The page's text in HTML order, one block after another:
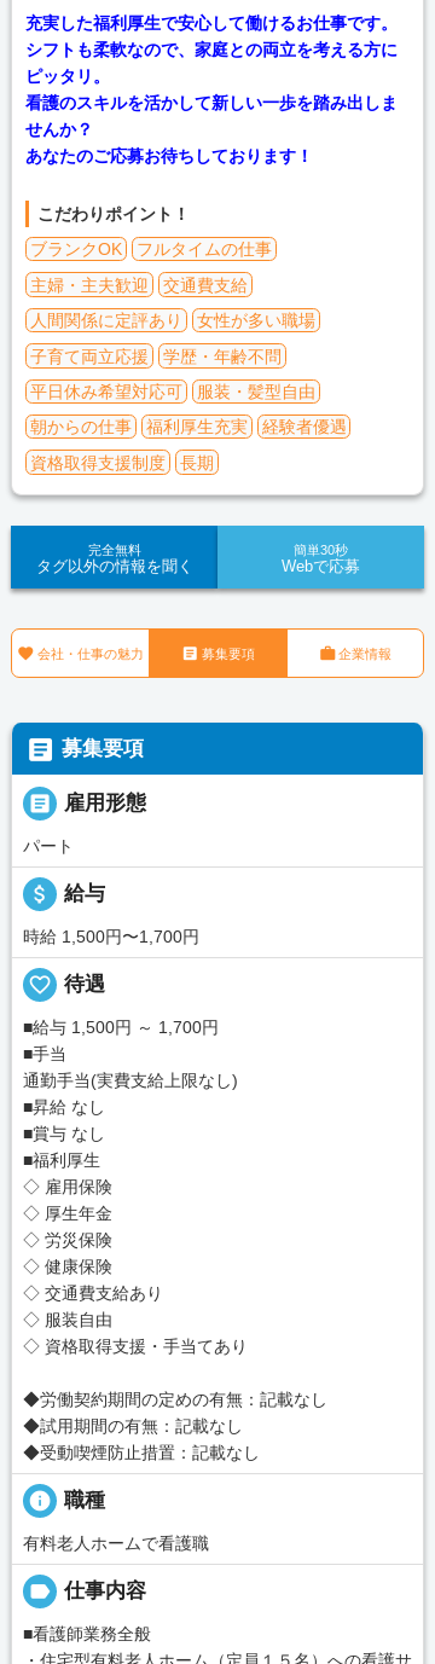
充実した福利厚生で安心して働けるお仕事です。
シフトも柔軟なので、家庭との両立を考える方に
ピッタリ。
看護のスキルを活かして新しい一歩を踏み出しま
せんか？
あなたのご応募お待ちしております！
こだわりポイント！
ブランクOK
フルタイムの仕事
主婦・主夫歓迎
交通費支給
人間関係に定評あり
女性が多い職場
子育て両立応援
学歴・年齢不問
平日休み希望対応可
服装・髪型自由
朝からの仕事
福利厚生充実
経験者優遇
資格取得支援制度
長期
完全無料
タグ以外の情報を聞く
簡単30秒
Webで応募
 会社・仕事の魅力  募集要項 企業情報
 募集要項
 雇用形態
パート
attach_money 給与
時給 1,500円〜1,700円
favorite_border 待遇
■給与 1,500円 ～ 1,700円
■手当
通勤手当(実費支給上限なし)
■昇給 なし
■賞与 なし
■福利厚生
◇ 雇用保険
◇ 厚生年金
◇ 労災保険
◇ 健康保険
◇ 交通費支給あり
◇ 服装自由
◇ 資格取得支援・手当てあり
◆労働契約期間の定めの有無：記載なし
◆試用期間の有無：記載なし
◆受動喫煙防止措置：記載なし
info 職種
有料老人ホームで看護職
label 仕事内容
■看護師業務全般